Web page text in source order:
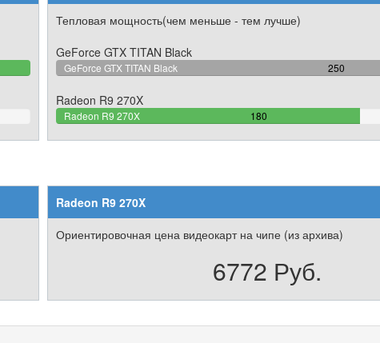
Тепловая мощность(чем меньше - тем лучше)
GeForce GTX TITAN Black
GeForce GTX TITAN Black 250
100%
Radeon R9 270X
Radeon R9 270X 180
72%
Radeon R9 270X
Ориентировочная цена видеокарт на чипе (из архива)
6772 Руб.